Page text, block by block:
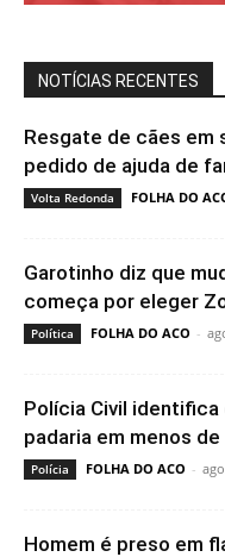
NOTÍCIAS RECENTES
Resgate de cães em
pedido de ajuda de
Volta Redonda FOLHA DO
Garotinho diz que
começa por eleger
Política FOLHA DO ACO -
Polícia Civil
padaria em menos de
Polícia FOLHA DO ACO -
Homem é preso em